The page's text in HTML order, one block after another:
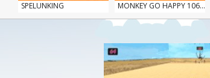
SPELUNKING MONKEY GO HAPPY 106...